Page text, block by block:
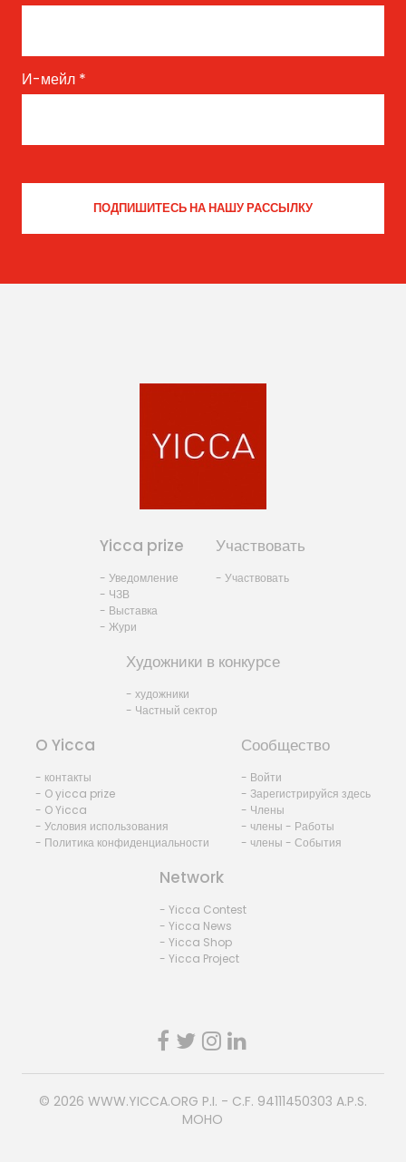
И-мейл *
Yicca prize
- Уведомление
- ЧЗВ
- Выставка
- Жури
Участвовать
- Участвовать
Художники в конкурсе
- художники
- Частный сектор
O Yicca
- контакты
- O yicca prize
- O Yicca
- Условия использования
- Политика конфиденциальности
Сообщество
- Войти
- Зарегистрируйся здесь
- Члены
- члены - Работы
- члены - События
Network
- Yicca Contest
- Yicca News
- Yicca Shop
- Yicca Project
© 2026 WWW.YICCA.ORG P.I. - C.F. 94111450303 A.P.S.
MOHO